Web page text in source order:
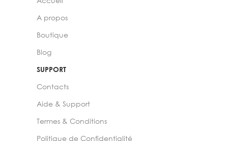
A propos
Boutique
Blog
SUPPORT
Contacts
Aide & Support
Termes & Conditions
Politique de Confidentialité